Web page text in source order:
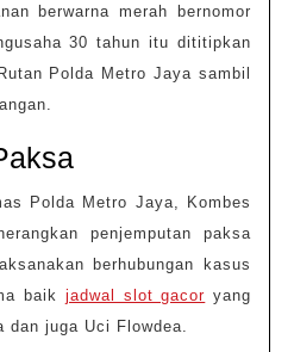
berwarna merah bernomor
30 tahun itu dititipkan
Polda Metro Jaya sambil
Polda Metro Jaya, Kombes
penjemputan paksa
berhubungan kasus
baik jadwal slot gacor yang
juga Uci Flowdea.